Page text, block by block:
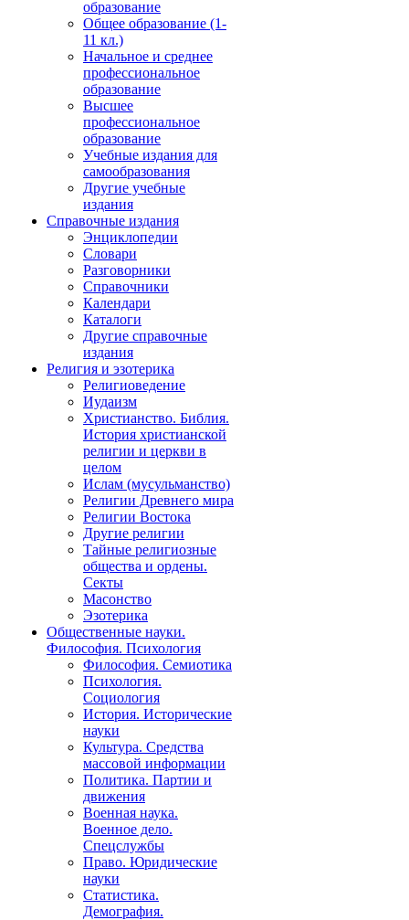
образование
Общее образование (1-
11 кл.)
Начальное и среднее
профессиональное
образование
Высшее
профессиональное
образование
Учебные издания для
самообразования
Другие учебные
издания
Справочные издания
Энциклопедии
Словари
Разговорники
Справочники
Календари
Каталоги
Другие справочные
издания
Религия и эзотерика
Религиоведение
Иудаизм
Христианство. Библия.
История христианской
религии и церкви в
целом
Ислам (мусульманство)
Религии Древнего мира
Религии Востока
Другие религии
Тайные религиозные
общества и ордены.
Секты
Масонство
Эзотерика
Общественные науки.
Философия. Психология
Философия. Семиотика
Психология.
Социология
История. Исторические
науки
Культура. Средства
массовой информации
Политика. Партии и
движения
Военная наука.
Военное дело.
Спецслужбы
Право. Юридические
науки
Статистика.
Демография.